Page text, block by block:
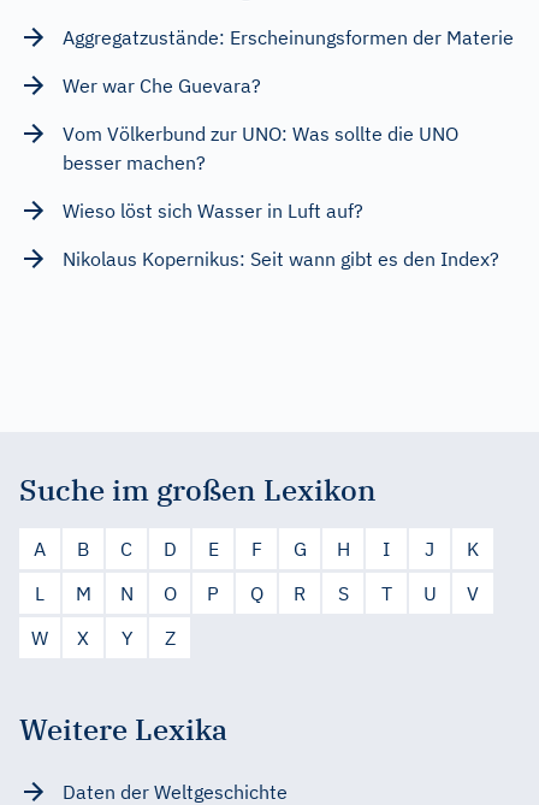
Aggregatzustände: Erscheinungsformen der Materie
Wer war Che Guevara?
Vom Völkerbund zur UNO: Was sollte die UNO
besser machen?
Wieso löst sich Wasser in Luft auf?
Nikolaus Kopernikus: Seit wann gibt es den Index?
Suche im großen Lexikon
A B C D E F G H I J
K
L
M N O P Q R S T U
V
W
X Y Z
Weitere Lexika
Daten der Weltgeschichte